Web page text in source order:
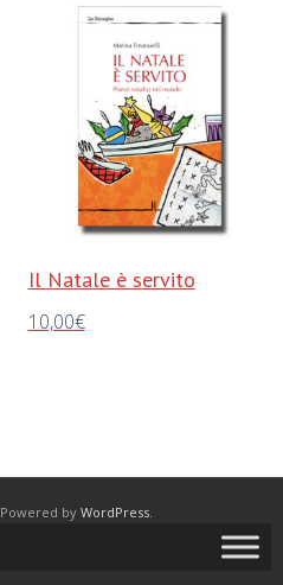
Il Natale è servito
10,00€
. Powered by WordPress